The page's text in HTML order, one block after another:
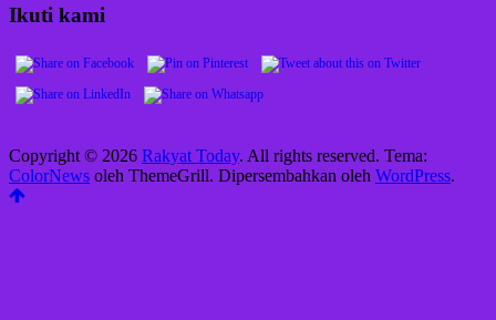
Ikuti kami
Copyright © 2026 Rakyat Today. All rights reserved. Tema:
ColorNews oleh ThemeGrill. Dipersembahkan oleh WordPress.